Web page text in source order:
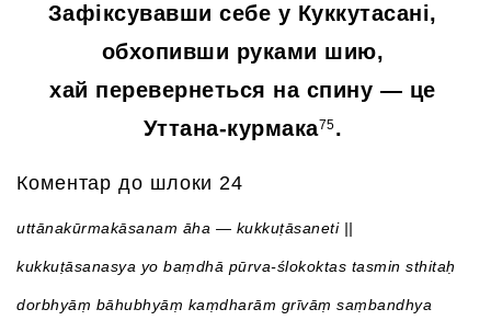
Зафіксувавши себе у Куккутасані,
обхопивши руками шию,
хай перевернеться на спину — це
Уттана-курмака75.
Коментар до шлоки 24
uttānakūrmakāsanam āha — kukkuṭāsaneti ||
kukkuṭāsanasya yo baṃdhā pūrva-ślokoktas tasmin sthitaḥ
dorbhyāṃ bāhubhyāṃ kaṃdharām grīvāṃ saṃbandhya